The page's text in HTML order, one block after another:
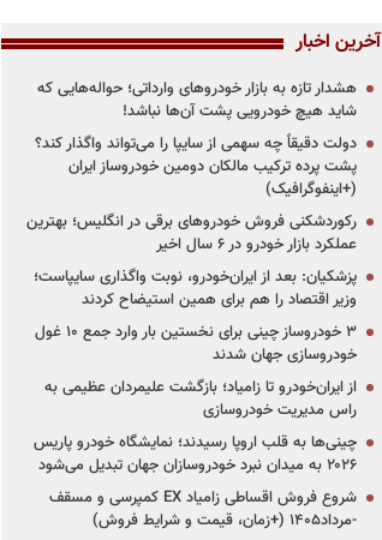
آخرین اخبار
هشدار تازه به بازار خودروهای وارداتی؛ حواله‌هایی که
شاید هیچ خودرویی پشت آن‌ها نباشد!
دولت دقیقاً چه سهمی از سایپا را می‌تواند واگذار کند؟
پشت پرده ترکیب مالکان دومین خودروساز ایران
(+اینفوگرافیک)
رکوردشکنی فروش خودروهای برقی در انگلیس؛ بهترین
عملکرد بازار خودرو در ۶ سال اخیر
پزشکیان: بعد از ایران‌خودرو، نوبت واگذاری سایپاست؛
وزیر اقتصاد را هم برای همین استیضاح کردند
۳ خودروساز چینی برای نخستین بار وارد جمع ۱۰ غول
خودروسازی جهان شدند
از ایران‌خودرو تا زامیاد؛ بازگشت علیمردان عظیمی به
راس مدیریت خودروسازی
چینی‌ها به قلب اروپا رسیدند؛ نمایشگاه خودرو پاریس
۲۰۲۶ به میدان نبرد خودروسازان جهان تبدیل می‌شود
شروع فروش اقساطی زامیاد EX کمپرسی و مسقف
-مرداد۱۴۰۵ (+زمان، قیمت و شرایط فروش)